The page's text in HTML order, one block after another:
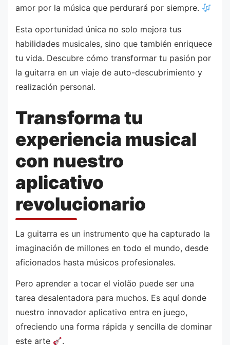
amor por la música que perdurará por siempre.
Esta oportunidad única no solo mejora tus
habilidades musicales, sino que también enriquece
tu vida. Descubre cómo transformar tu pasión por
la guitarra en un viaje de auto-descubrimiento y
realización personal.
Transforma tu
experiencia musical
con nuestro
aplicativo
revolucionario
La guitarra es un instrumento que ha capturado la
imaginación de millones en todo el mundo, desde
aficionados hasta músicos profesionales.
Pero aprender a tocar el violão puede ser una
tarea desalentadora para muchos. Es aquí donde
nuestro innovador aplicativo entra en juego,
ofreciendo una forma rápida y sencilla de dominar
este arte
.